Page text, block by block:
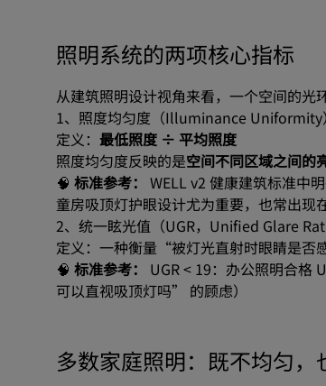
2.1声道内置扬
高尔夫模拟投影机
照明系统的两项核心指标
从建筑照明设计视角来看，一个空间的光
1、照度均匀度（Illuminance Uniformity）
定义： 最低照度 ÷ 平均照度
照度均匀度反映的是空间不同区域之间的
🧠 标准参考： WELL v2 健康建筑标准中
童房吸顶灯护眼设计尤为重要，也常出现
2、统一眩光值（UGR，Unified Glare
定义：一种衡量“被灯光直射时眼睛是否
🧠 标准参考： UGR < 19：办公照明合格
可以直视吸顶灯吗” 的顾虑）
多数家庭照明：既不均匀，